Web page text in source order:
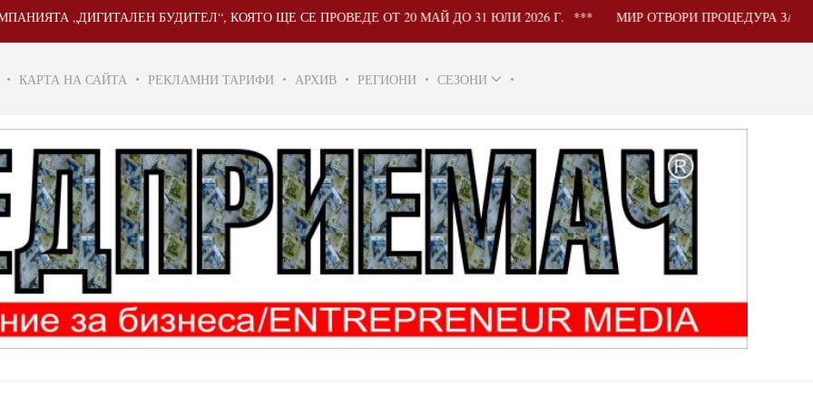
БУДИТЕЛ“, КОЯТО ЩЕ СЕ ПРОВЕДЕ ОТ 20 МАЙ ДО 31 ЮЛИ 2026 Г. МИР ОТВОРИ ПРОЦЕДУРА ЗА УЧАСТИЕ
КАРТА НА САЙТА РЕКЛАМНИ ТАРИФИ АРХИВ РЕГИОНИ СЕЗОНИ